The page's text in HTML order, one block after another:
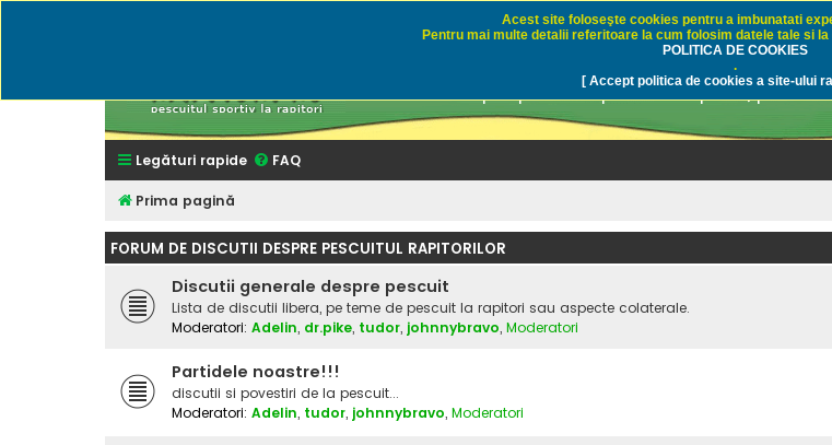
Rapitori.ro - Pescuit sportiv
Discutii despre pescuit sportiv la rapitori,
Legături rapide FAQ
Prima pagină
FORUM DE DISCUTII DESPRE PESCUITUL RAPITORILOR
Discutii generale despre pescuit
Lista de discutii libera, pe teme de pescuit la rapitori sau aspecte colaterale.
Moderatori: Adelin, dr.pike, tudor, johnnybravo, Moderatori
Partidele noastre!!!
discutii si povestiri de la pescuit...
Moderatori: Adelin, tudor, johnnybravo, Moderatori
Acest site foloseşte cookies pentru a imbunatati
Pentru mai multe detalii referitoare la cum folosim datele tale si
POLITICA DE COOKIES
.
[ Accept politica de cookies a site-ului